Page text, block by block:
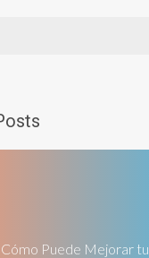
Cómo Puede Mejorar tu